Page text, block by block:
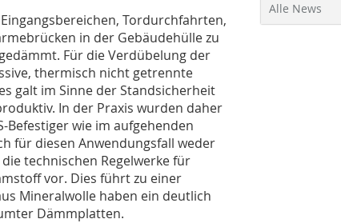
Tordurchfahrten,
in der Gebäudehülle zu
Für die Verdübelung der
thermisch nicht getrennte
galt im Sinne der Standsicherheit
In der Praxis wurden daher
Befestiger wie im aufgehenden
für diesen Anwendungsfall weder
technischen Regelwerke für
vor. Dies führt zu einer
Mineralwolle haben ein deutlich
Dämmplatten.
Alle News